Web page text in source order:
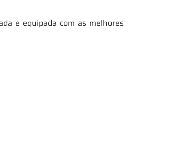
e equipada com as melhores